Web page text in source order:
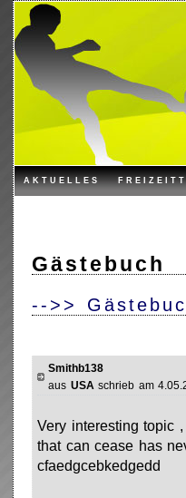
AKTUELLES
Gästebuch
-->>
Smithb138
aus USAschrieb am
Very interesting topic
that can cease has
cfaedgcebkedgedd